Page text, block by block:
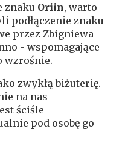
znaku Oriin, warto
podłączenie znaku
przez Zbigniewa
- wspomagające
wzrośnie.
zwykłą biżuterię.
na nas
ściśle
pod osobę go